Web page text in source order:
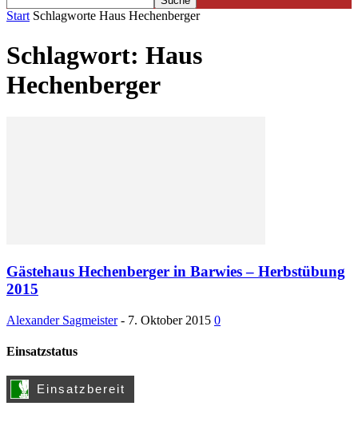
Start Schlagworte Haus Hechenberger
Schlagwort: Haus
Hechenberger
Gästehaus Hechenberger in Barwies – Herbstübung
2015
Alexander Sagmeister - 7. Oktober 2015 0
Einsatzstatus